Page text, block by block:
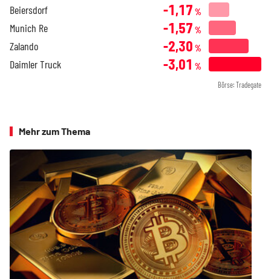
Beiersdorf -1,17 %
Munich Re -1,57 %
Zalando -2,30 %
Daimler Truck -3,01 %
Börse: Tradegate
Mehr zum Thema